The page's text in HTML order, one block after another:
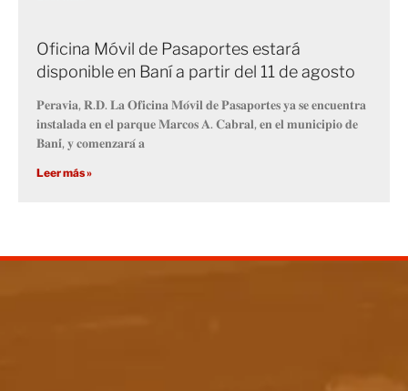
Oficina Móvil de Pasaportes estará
disponible en Baní a partir del 11 de agosto
𝐏𝐞𝐫𝐚𝐯𝐢𝐚, 𝐑.𝐃. 𝐋𝐚 𝐎𝐟𝐢𝐜𝐢𝐧𝐚 𝐌𝐨́𝐯𝐢𝐥 𝐝𝐞 𝐏𝐚𝐬𝐚𝐩𝐨𝐫𝐭𝐞𝐬 𝐲𝐚 𝐬𝐞 𝐞𝐧𝐜𝐮𝐞𝐧𝐭𝐫𝐚
𝐢𝐧𝐬𝐭𝐚𝐥𝐚𝐝𝐚 𝐞𝐧 𝐞𝐥 𝐩𝐚𝐫𝐪𝐮𝐞 𝐌𝐚𝐫𝐜𝐨𝐬 𝐀. 𝐂𝐚𝐛𝐫𝐚𝐥, 𝐞𝐧 𝐞𝐥 𝐦𝐮𝐧𝐢𝐜𝐢𝐩𝐢𝐨 𝐝𝐞
𝐁𝐚𝐧𝐢́, 𝐲 𝐜𝐨𝐦𝐞𝐧𝐳𝐚𝐫𝐚́ 𝐚
Leer más »